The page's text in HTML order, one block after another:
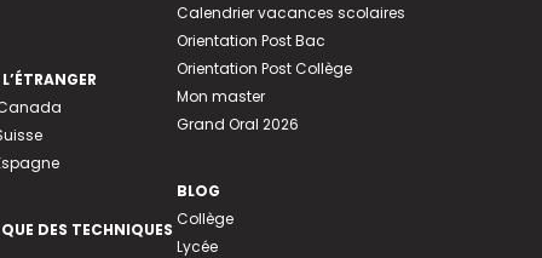
DES TECHNIQUES
Calendrier vacances scolaires
Orientation Post Bac
Orientation Post Collège
Mon master
Grand Oral 2026
BLOG
Collège
Lycée